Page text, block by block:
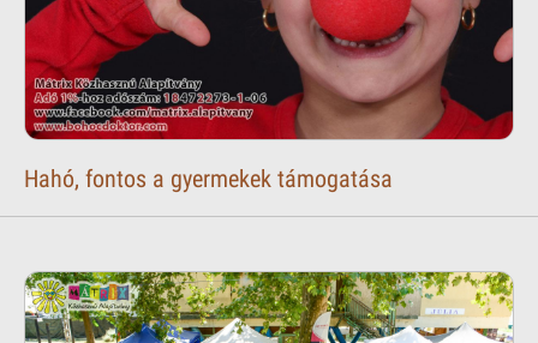
Hahó, fontos a gyermekek támogatása